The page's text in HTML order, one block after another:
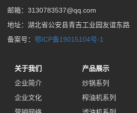
邮箱：3130783537@qq.com
地址：湖北省公安县青吉工业园友谊东路
备案号： 鄂ICP备19015104号-1
关于我们
企业简介
企业文化
产品展示
炒锅系列
榨油机系列